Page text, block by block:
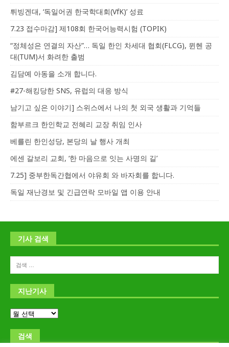
튀빙겐대, ‘독일어권 한국학대회(VfK)’ 성료
7.23 접수마감] 제108회 한국어능력시험 (TOPIK)
“정체성은 연결의 자산”… 독일 한인 차세대 협회(FLCG), 뮌헨 공
대(TUM)서 화려한 출범
김담예 아동을 소개 합니다.
#27-해킹당한 SNS, 유럽의 대응 방식
남기고 싶은 이야기] 스위스에서 나의 첫 외국 생활과 기억들
함부르크 한인학교 전혜리 교장 취임 인사
베를린 한인성당, 본당의 날 행사 개최
에센 갈보리 교회, ‘한 마음으로 잇는 사명의 길’
7.25] 중부한독간협에서 야유회 와 바자회를 합니다.
독일 재난경보 및 긴급연락 모바일 앱 이용 안내
기사 검색
지난기사
검색